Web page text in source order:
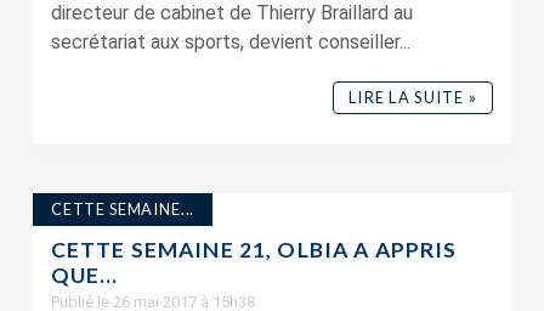
directeur de cabinet de Thierry Braillard au
secrétariat aux sports, devient conseiller...
LIRE LA SUITE »
CETTE SEMAINE...
CETTE SEMAINE 21, OLBIA A APPRIS
QUE…
Publié le 26 mai 2017 à 15h38